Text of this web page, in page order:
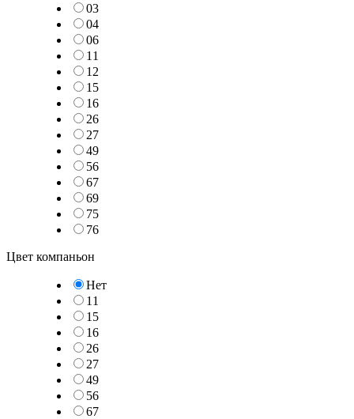
03
04
06
11
12
15
16
26
27
49
56
67
69
75
76
Цвет компаньон
Нет
11
15
16
26
27
49
56
67